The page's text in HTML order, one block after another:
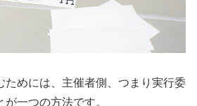
ためには、主催者側、つまり実行委
一つの方法です。